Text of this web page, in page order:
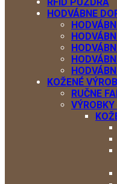
HODVÁBNE
KOŽENÉ
RUČNE